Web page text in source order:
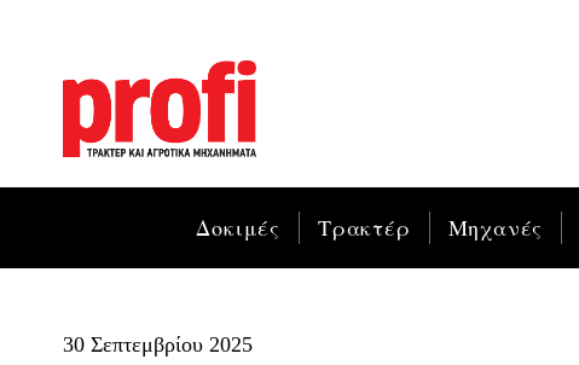
Δοκιμές Τρακτέρ Μηχανές
30 Σεπτεμβρίου 2025